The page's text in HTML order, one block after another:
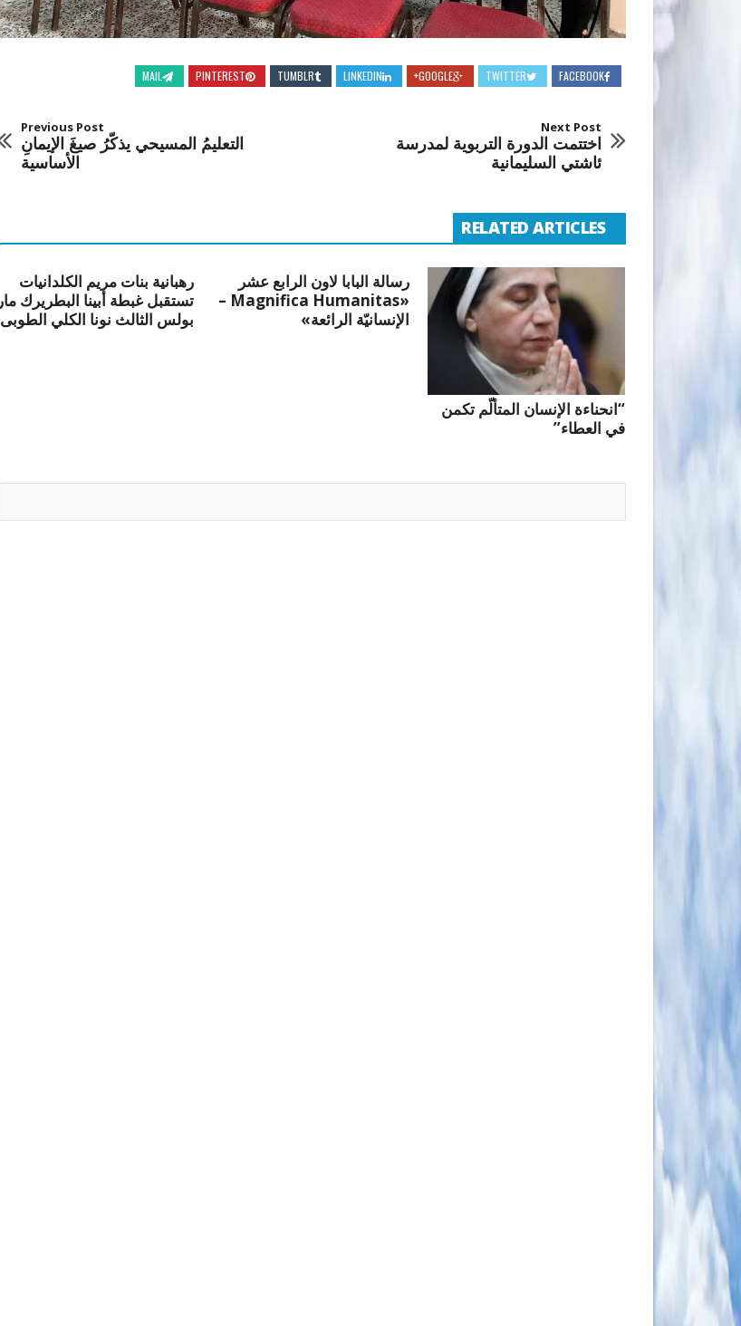
FACEBOOK
TWITTER
GOOGLE+
LINKEDIN
TUMBLR
PINTEREST
MAIL
Previous Post
التعليمُ المسيحي يذكّرُ صيغَ الإيمانِ
الأساسية
Next Post
اختتمت الدورة التربوية لمدرسة
ئاشتي السليمانية
RELATED ARTICLES
رهبانية بنات مريم الكلدانيات
تستقبل غبطة أبينا البطريرك مار
بولس الثالث نونا الكلي الطوبى
رسالة البابا لاون الرابع عشر
«Magnifica Humanitas –
الإنسانيّة الرائعة»
“انحناءة الإنسان المتألّم تكمن
في العطاء”